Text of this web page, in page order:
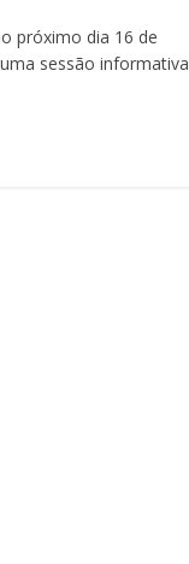
próximo dia 16 de
sessão informativa